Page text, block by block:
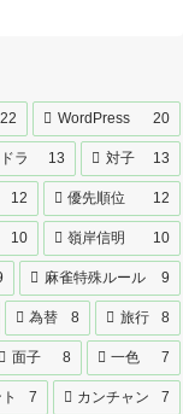
22 WordPress 20
ドラ 13 対子 13
12 優先順位 12
10 嶺岸信明 10
麻雀特殊ルール 9
為替 8 旅行 8
面子 8 一色 7
7 カンチャン 7